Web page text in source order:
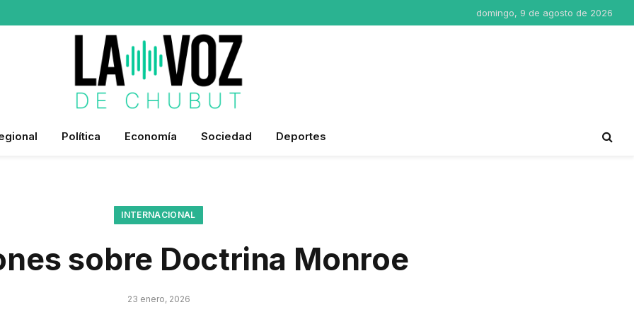
domingo, 9 de agosto de 2026
Política Economía Sociedad Deportes
INTERNACIONAL
sobre Doctrina Monroe
23 enero, 2026